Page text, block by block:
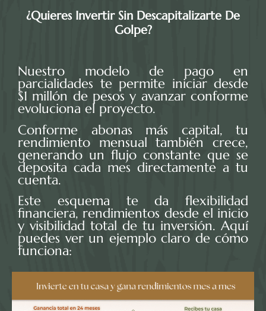
¿Quieres Invertir Sin Descapitalizarte De
Golpe?
Nuestro modelo de pago en
parcialidades te permite iniciar desde
$1 millón de pesos y avanzar conforme
evoluciona el proyecto.
Conforme abonas más capital, tu
rendimiento mensual también crece,
generando un flujo constante que se
deposita cada mes directamente a tu
cuenta.
Este esquema te da flexibilidad
financiera, rendimientos desde el inicio
y visibilidad total de tu inversión. Aquí
puedes ver un ejemplo claro de cómo
funciona: